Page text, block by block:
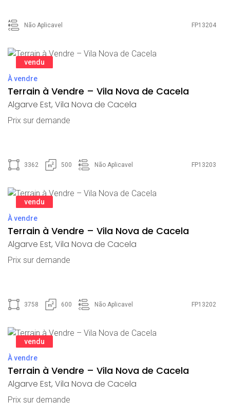
Não Aplicavel FP13204
vendu
À vendre
Terrain à Vendre – Vila Nova de Cacela
Algarve Est, Vila Nova de Cacela
Prix ​​sur demande
3362 500 Não Aplicavel FP13203
vendu
À vendre
Terrain à Vendre – Vila Nova de Cacela
Algarve Est, Vila Nova de Cacela
Prix ​​sur demande
3758 600 Não Aplicavel FP13202
vendu
À vendre
Terrain à Vendre – Vila Nova de Cacela
Algarve Est, Vila Nova de Cacela
Prix ​​sur demande